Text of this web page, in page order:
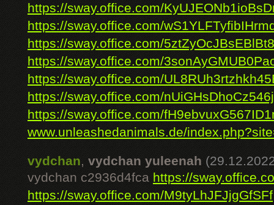
https://sway.office.com/
https://sway.office.com/
https://sway.office.com/5ztZyOcJBsEBlBt8
https://sway.office.com/
https://sway.office.com/
https://sway.office.com/
https://sway.office.com/
www.unleashedanimals.de/
vydchan, vydchan yuleenah
vydchan c2936d4fca https://
https://sway.office.com/M9tyLhJFJjgGfSFf